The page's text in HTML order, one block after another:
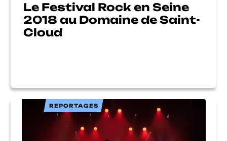
Le Festival Rock en Seine
2018 au Domaine de Saint-
Cloud
REPORTAGES